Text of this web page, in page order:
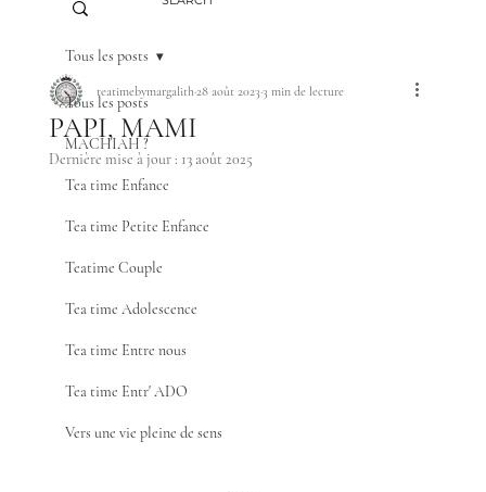
Tous les posts
MACHIAH ?
Tea time Enfance
Tea time Petite Enfance
Teatime Couple
Tea time Adolescence
Tea time Entre nous
Tea time Entr' ADO
Vers une vie pleine de sens
Tous les posts
PAPI, MAMI
teatimebymargalith28 août 20233 min de lecture
Dernière mise à jour : 13 août 2025